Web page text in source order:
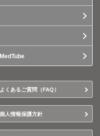
よくあるご質問（FAQ）
個人情報保護方針